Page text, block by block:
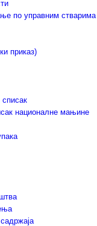
по управним стварима
приказ)
списак
националне мањине